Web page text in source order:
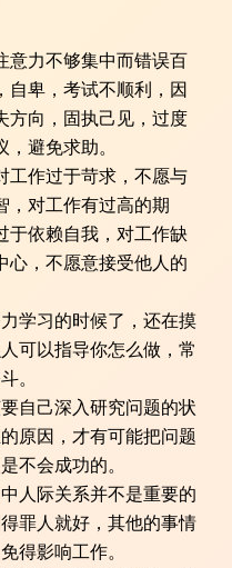
意力不够集中而错误百
自卑，考试不顺利，因
方向，固执己见，过度
避免求助。
工作过于苛求，不愿与
，对工作有过高的期
于依赖自我，对工作缺
心，不愿意接受他人的
学习的时候了，还在摸
可以指导你怎么做，常
。
自己深入研究问题的状
原因，才有可能把问题
不会成功的。
人际关系并不是重要的
罪人就好，其他的事情
得影响工作。